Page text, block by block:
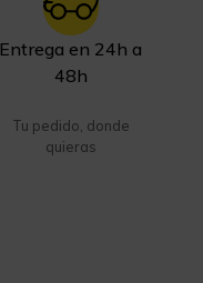
Entrega en 24h a
48h
Tu pedido, donde
quieras